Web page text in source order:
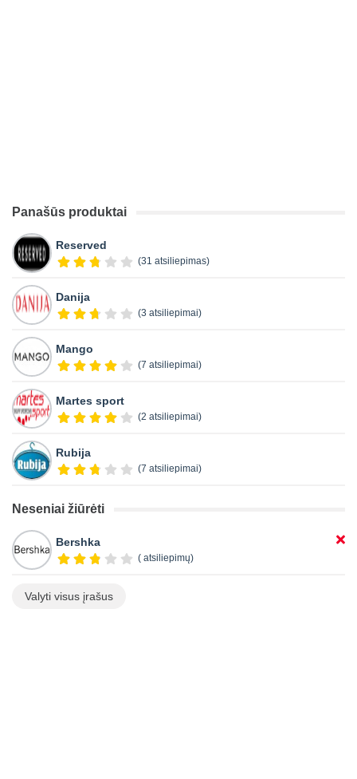
Panašūs produktai
Reserved
(31 atsiliepimas)
Danija
(3 atsiliepimai)
Mango
(7 atsiliepimai)
Martes sport
(2 atsiliepimai)
Rubija
(7 atsiliepimai)
Neseniai žiūrėti
Bershka
( atsiliepimų)
Valyti visus įrašus